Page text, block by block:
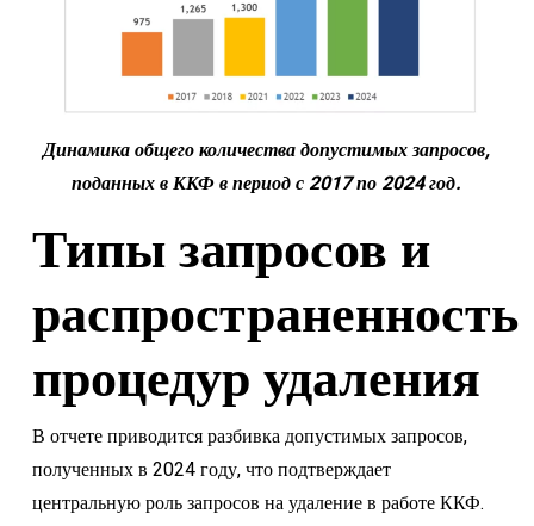
Динамика общего количества допустимых запросов,
поданных в ККФ в период с 2017 по 2024 год.
Типы запросов и
распространенность
процедур удаления
В отчете приводится разбивка допустимых запросов,
полученных в 2024 году, что подтверждает
центральную роль запросов на удаление в работе ККФ.